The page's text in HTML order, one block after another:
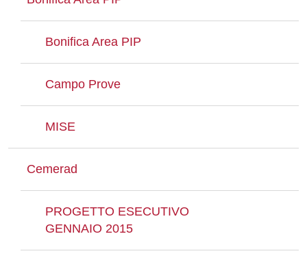
Bonifica Area PIP
Campo Prove
MISE
Cemerad
PROGETTO ESECUTIVO
GENNAIO 2015